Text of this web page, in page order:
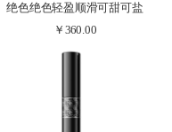
绝色绝色轻盈顺滑可甜可盐
1.6g口红一抹绝色 百变搭配
￥360.00